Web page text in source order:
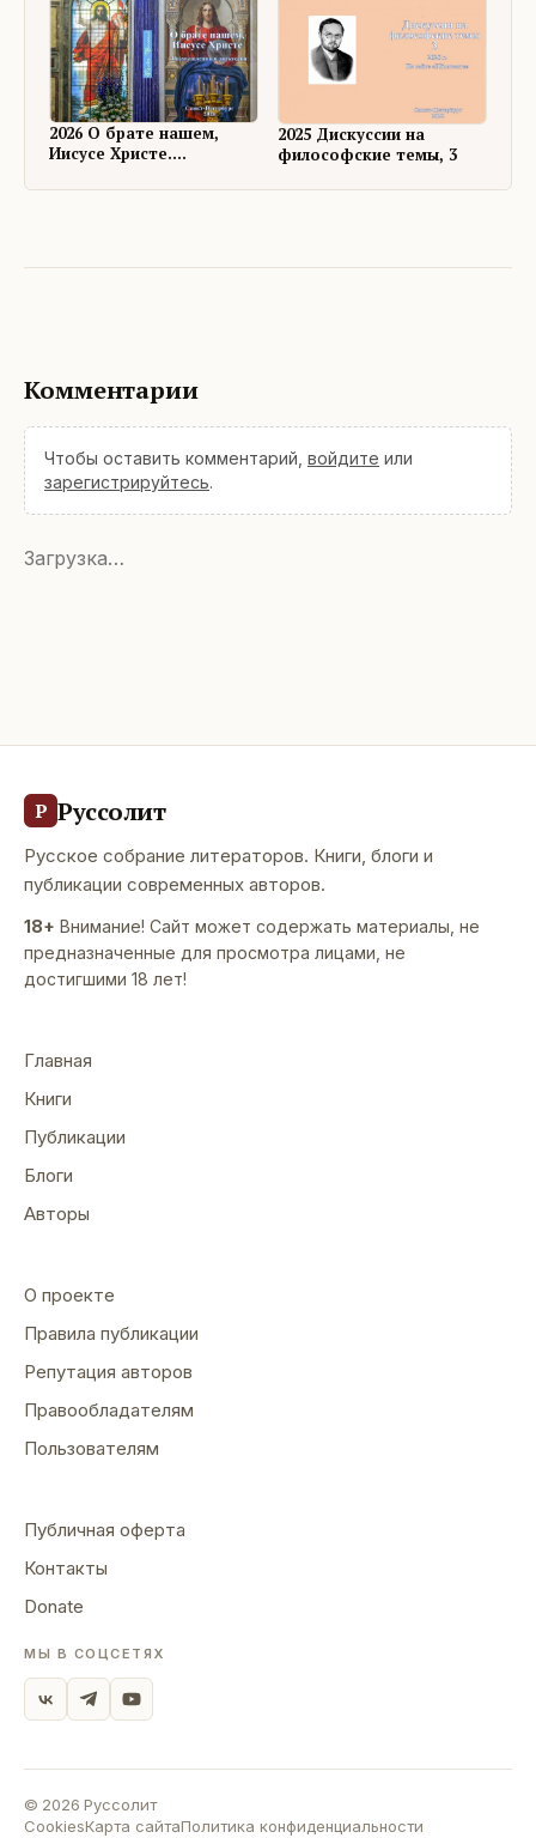
2026 О брате нашем,
Иисусе Христе.
дискуссии
2025 Дискуссии на
философские темы, 3
Комментарии
Чтобы оставить комментарий, войдите или
зарегистрируйтесь.
Загрузка…
Р Руссолит
Русское собрание литераторов. Книги, блоги и
публикации современных авторов.
18+ Внимание! Сайт может содержать материалы, не
предназначенные для просмотра лицами, не
достигшими 18 лет!
Главная
Книги
Публикации
Блоги
Авторы
О проекте
Правила публикации
Репутация авторов
Правообладателям
Пользователям
Публичная оферта
Контакты
Donate
МЫ В СОЦСЕТЯХ
© 2026 Руссолит
CookiesКарта сайтаПолитика конфиденциальности